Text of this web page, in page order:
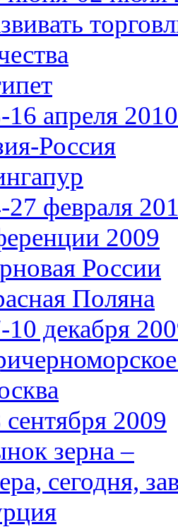
16 апреля 2010
Россия
27 февраля
2009
России
Поляна
10 декабря
сентября 2009
зерна –
сегодня,